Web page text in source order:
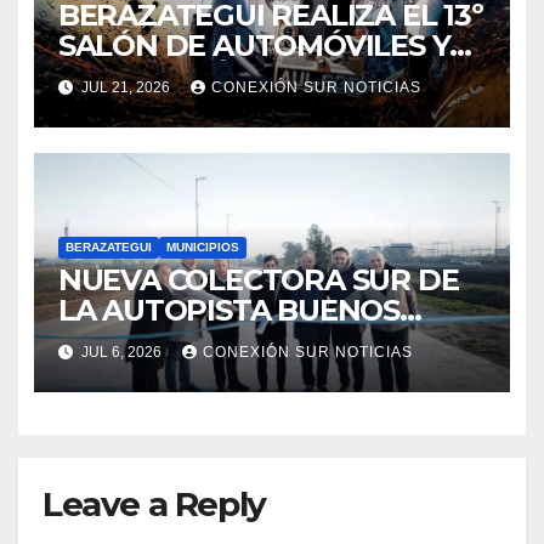
BERAZATEGUI REALIZA EL 13º
SALÓN DE AUTOMÓVILES Y
MOTOS CLÁSICAS
JUL 21, 2026 CONEXIÓN SUR NOTICIAS
BERAZATEGUI MUNICIPIOS
NUEVA COLECTORA SUR DE
LA AUTOPISTA BUENOS
AIRES-LA PLATA
JUL 6, 2026 CONEXIÓN SUR NOTICIAS
Leave a Reply